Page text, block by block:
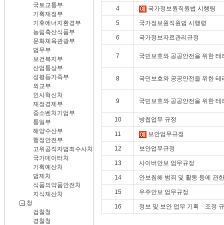
국토교통부
기획재정부
기후에너지환경부
농림축산식품부
문화체육관광부
법무부
보건복지부
산업통상부
성평등가족부
외교부
인사혁신처
재정경제부
중소벤처기업부
통일부
해양수산부
행정안전부
고위공직자범죄수사처
국가데이터처
기획예산처
법제처
식품의약품안전처
지식재산처
청
검찰청
경찰청
4 국가정보원직원법 시행령
5 국가정보원직원법 시행령
6 국가정보자료관리규정
7 국민보호와 공공안전을 위한 테
8 국민보호와 공공안전을 위한 테
9 국민보호와 공공안전을 위한 테
10 방첩업무 규정
11 보안업무규정
12 보안업무규정
13 사이버안보 업무규정
14 안보침해 범죄 및 활동 등에 관
15 우주안보 업무규정
16 정보 및 보안 업무 기획ㆍ조정